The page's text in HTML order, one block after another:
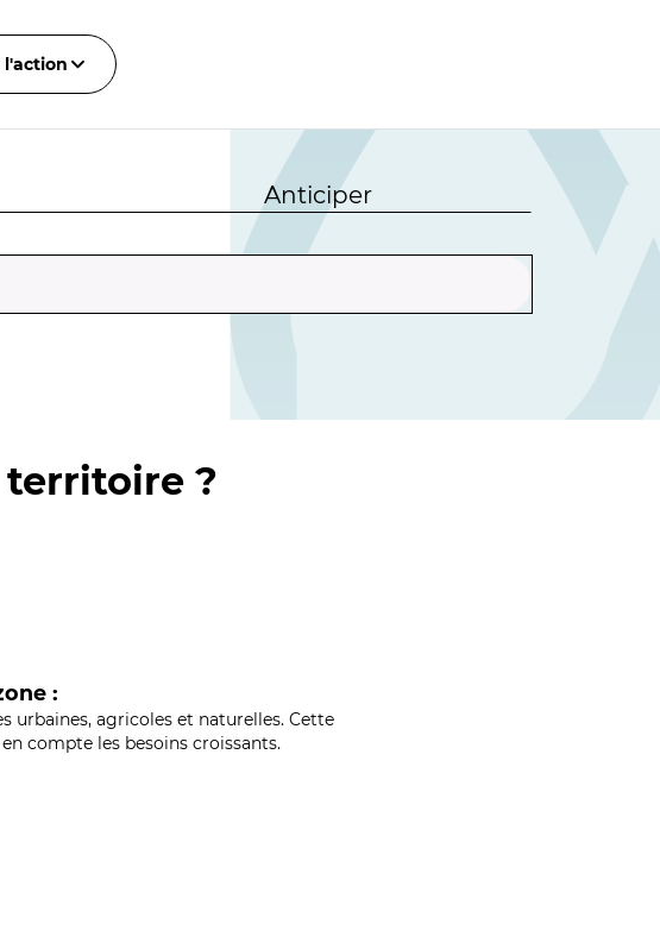
l'action
Anticiper
?
:
urbaines, agricoles et naturelles. Cette
compte les besoins croissants.